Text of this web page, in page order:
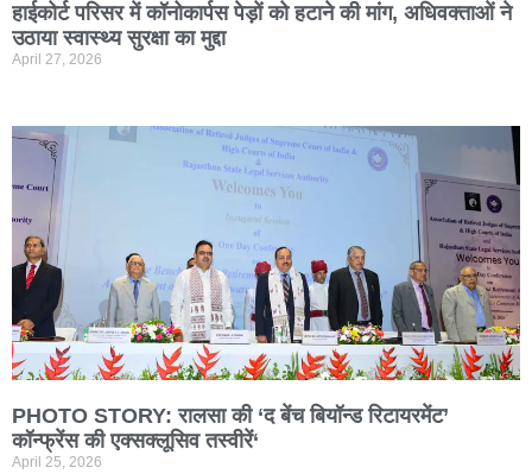
हाईकोर्ट परिसर में कॉनोकार्पस पेड़ों को हटाने की मांग, अधिवक्ताओं ने
उठाया स्वास्थ्य सुरक्षा का मुद्दा
April 27, 2026
PHOTO STORY: रालसा की ‘द बेंच बियॉन्ड रिटायरमेंट’
कॉन्फ्रेंस की एक्सक्लूसिव तस्वीरें‘
April 25, 2026